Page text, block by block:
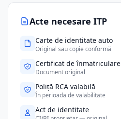
Acte necesare ITP
Carte de identitate auto
Original sau copie conformă
Certificat de înmatriculare
Document original
Poliță RCA valabilă
În perioada de valabilitate
Act de identitate